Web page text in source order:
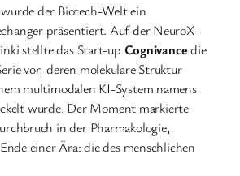
der Biotech-Welt ein
präsentiert. Auf der NeuroX-
stellte das Start-up Cognivancedie
vor, deren molekulare Struktur
multimodalen KI-System namens
wurde. Der Moment markierte
in der Pharmakologie,
einer Ära: die des menschlichen